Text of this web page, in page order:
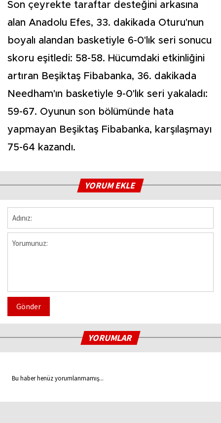
Son çeyrekte taraftar desteğini arkasına
alan Anadolu Efes, 33. dakikada Oturu'nun
boyalı alandan basketiyle 6-0'lık seri sonucu
skoru eşitledi: 58-58. Hücumdaki etkinliğini
artıran Beşiktaş Fibabanka, 36. dakikada
Needham'ın basketiyle 9-0'lık seri yakaladı:
59-67. Oyunun son bölümünde hata
yapmayan Beşiktaş Fibabanka, karşılaşmayı
75-64 kazandı.
YORUM EKLE
Gönder
YORUMLAR
Bu haber henüz yorumlanmamış...